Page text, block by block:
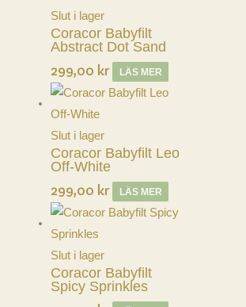
Slut i lager
Coracor Babyfilt
Abstract Dot Sand
299,00 kr LÄS MER
Slut i lager
Coracor Babyfilt Leo
Off-White
299,00 kr LÄS MER
Slut i lager
Coracor Babyfilt
Spicy Sprinkles